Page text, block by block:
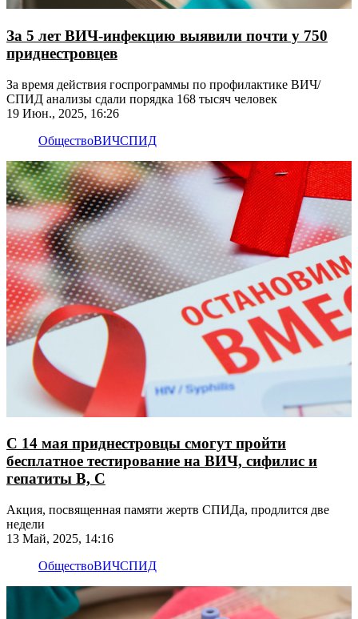
За 5 лет ВИЧ-инфекцию выявили почти у 750
приднестровцев
За время действия госпрограммы по профилактике ВИЧ/
СПИД анализы сдали порядка 168 тысяч человек
19 Июн., 2025, 16:26
ОбществоВИЧСПИД
С 14 мая приднестровцы смогут пройти
бесплатное тестирование на ВИЧ, сифилис и
гепатиты В, С
Акция, посвященная памяти жертв СПИДа, продлится две
недели
13 Май, 2025, 14:16
ОбществоВИЧСПИД